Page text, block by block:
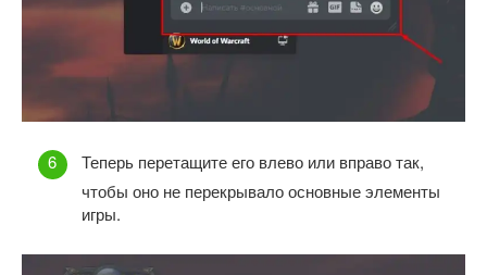
Теперь перетащите его влево или вправо так,
чтобы оно не перекрывало основные элементы
игры.